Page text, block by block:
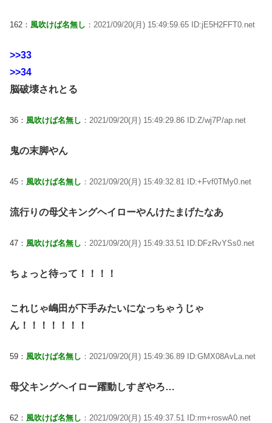
162： 風吹けば名無し ：2021/09/20(月) 15:49:59.65 ID:jE5H2FFT0.net
>>33
>>34
脳破壊されとる
36： 風吹けば名無し ：2021/09/20(月) 15:49:29.86 ID:Z/wj7P/ap.net
鬼の末脚やん
45： 風吹けば名無し ：2021/09/20(月) 15:49:32.81 ID:+Fvf0TMy0.net
流行りの母父キングヘイローやんけたまげたなあ
47： 風吹けば名無し ：2021/09/20(月) 15:49:33.51 ID:DFzRvYSs0.net
ちょっと待って！！！！
これじゃ嶋田が下手みたいになっちゃうじゃ
ん！！！！！！！
59： 風吹けば名無し ：2021/09/20(月) 15:49:36.89 ID:GMX08AvLa.net
母父キングヘイロー躍動しすぎやろ…
62： 風吹けば名無し ：2021/09/20(月) 15:49:37.51 ID:rm+roswA0.net